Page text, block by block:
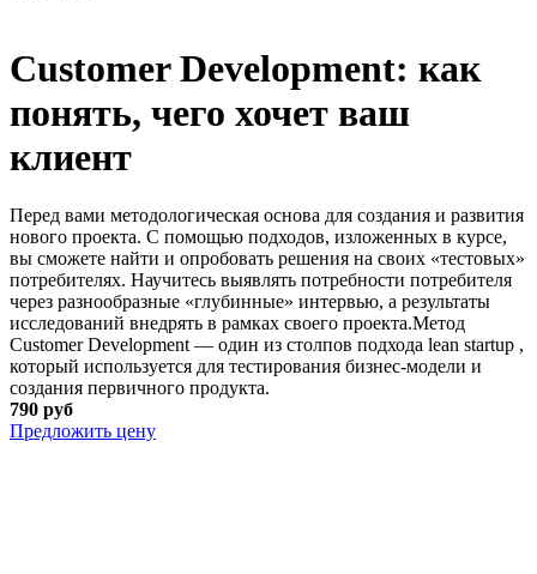
Customer Development: как
понять, чего хочет ваш
клиент
Перед вами методологическая основа для создания и развития
нового проекта. С помощью подходов, изложенных в курсе,
вы сможете найти и опробовать решения на своих «тестовых»
потребителях. Научитесь выявлять потребности потребителя
через разнообразные «глубинные» интервью, а результаты
исследований внедрять в рамках своего проекта.Метод
Customer Development — один из столпов подхода lean startup ,
который используется для тестирования бизнес-модели и
создания первичного продукта.
790 руб
Предложить цену